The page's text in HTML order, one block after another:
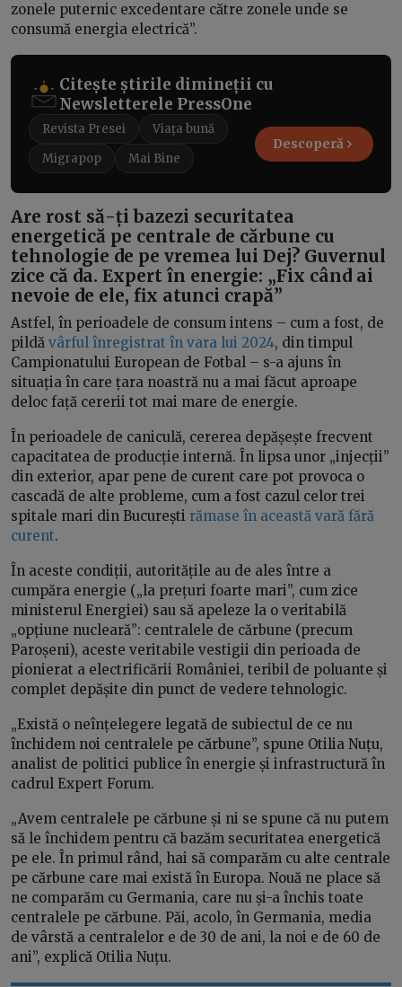
zonele puternic excedentare către zonele unde se
consumă energia electrică”.
Citește știrile dimineții cu
Newsletterele PressOne
Revista Presei
Viața bună
Migrapop
Mai Bine
Descoperă
Are rost să-ți bazezi securitatea
energetică pe centrale de cărbune cu
tehnologie de pe vremea lui Dej? Guvernul
zice că da. Expert în energie: „Fix când ai
nevoie de ele, fix atunci crapă”
Astfel, în perioadele de consum intens – cum a fost, de
pildă vârful înregistrat în vara lui 2024, din timpul
Campionatului European de Fotbal – s-a ajuns în
situația în care țara noastră nu a mai făcut aproape
deloc față cererii tot mai mare de energie.
În perioadele de caniculă, cererea depășește frecvent
capacitatea de producție internă. În lipsa unor „injecții”
din exterior, apar pene de curent care pot provoca o
cascadă de alte probleme, cum a fost cazul celor trei
spitale mari din București rămase în această vară fără
curent.
În aceste condiții, autoritățile au de ales între a
cumpăra energie („la prețuri foarte mari”, cum zice
ministerul Energiei) sau să apeleze la o veritabilă
„opțiune nucleară”: centralele de cărbune (precum
Paroșeni), aceste veritabile vestigii din perioada de
pionierat a electrificării României, teribil de poluante și
complet depășite din punct de vedere tehnologic.
„Există o neînțelegere legată de subiectul de ce nu
închidem noi centralele pe cărbune”, spune Otilia Nuțu,
analist de politici publice în energie și infrastructură în
cadrul Expert Forum.
„Avem centralele pe cărbune și ni se spune că nu putem
să le închidem pentru că bazăm securitatea energetică
pe ele. În primul rând, hai să comparăm cu alte centrale
pe cărbune care mai există în Europa. Nouă ne place să
ne comparăm cu Germania, care nu și-a închis toate
centralele pe cărbune. Păi, acolo, în Germania, media
de vârstă a centralelor e de 30 de ani, la noi e de 60 de
ani”, explică Otilia Nuțu.